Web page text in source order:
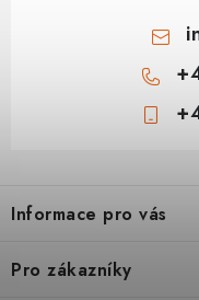
p
a
Informace pro vás
Doprava a platba
Pro zákazníky